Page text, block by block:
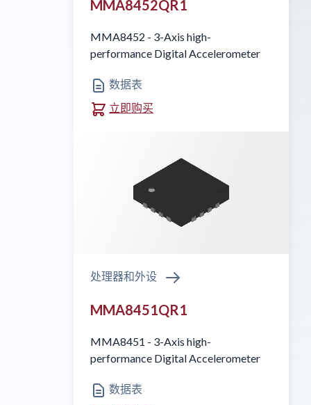
MMA8452QR1
MMA8452 - 3-Axis high-
performance Digital Accelerometer
数据表
立即购买
处理器和外设
MMA8451QR1
MMA8451 - 3-Axis high-
performance Digital Accelerometer
数据表